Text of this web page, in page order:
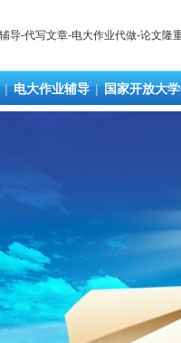
| 电大作业辅导 | 国家开放大